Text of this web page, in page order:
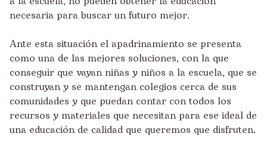
necesaria para buscar un futuro mejor.
Ante esta situación el apadrinamiento se presenta
como una de las mejores soluciones, con la que
conseguir que vayan niñas y niños a la escuela, que se
construyan y se mantengan colegios cerca de sus
comunidades y que puedan contar con todos los
recursos y materiales que necesitan para ese ideal de
una educación de calidad que queremos que disfruten.